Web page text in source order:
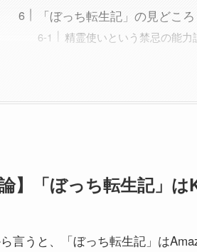
「ぼっち転生記」の見どこ
精霊使いという禁忌の能力
論】「ぼっち転生記」
言うと、「ぼっち転生記」は